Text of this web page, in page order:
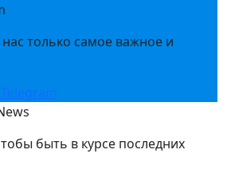
только самое важное и
быть в курсе последних